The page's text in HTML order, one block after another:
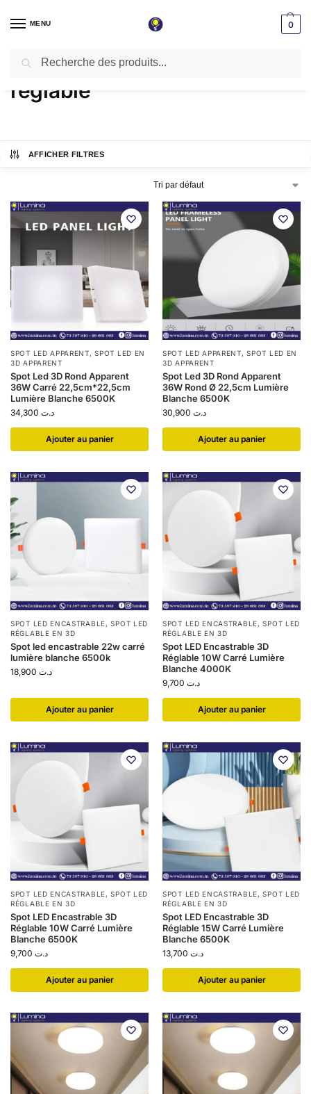
MENU 0
Accueil / Produits identifiés “réglable”
réglable
AFFICHER FILTRES
SPOT LED APPARENT,SPOT LED EN
3D APPARENT
Spot Led 3D Rond Apparent
36W Carré 22,5cm*22,5cm
Lumière Blanche 6500K
د.ت
Ajouter au panier
SPOT LED APPARENT,SPOT LED EN
3D APPARENT
Spot Led 3D Rond Apparent
36W Rond Ø 22,5cm Lumière
Blanche 6500K
د.ت
Ajouter au panier
SPOT LED ENCASTRABLE,SPOT LED
RÉGLABLE EN 3D
Spot led encastrable 22w carré
lumière blanche 6500k
د.ت
Ajouter au panier
SPOT LED ENCASTRABLE,SPOT LED
RÉGLABLE EN 3D
Spot LED Encastrable 3D
Réglable 10W Carré Lumière
Blanche 4000K
د.ت
Ajouter au panier
SPOT LED ENCASTRABLE,SPOT LED
RÉGLABLE EN 3D
Spot LED Encastrable 3D
Réglable 10W Carré Lumière
Blanche 6500K
د.ت
Ajouter au panier
SPOT LED ENCASTRABLE,SPOT LED
RÉGLABLE EN 3D
Spot LED Encastrable 3D
Réglable 15W Carré Lumière
Blanche 6500K
د.ت
Ajouter au panier